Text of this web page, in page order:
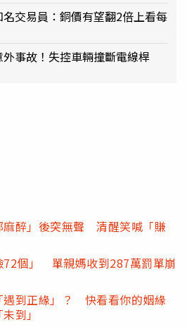
交易員：銅價有望翻2倍上看每
事故！失控車輛撞斷電線桿
麻醉」後突無聲 清醒笑喊「賺
72個」 單親媽收到287萬罰單崩
遇到正緣」？ 快看看你的姻緣
未到」